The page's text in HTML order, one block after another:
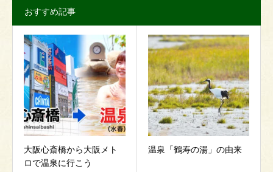
おすすめ記事
大阪心斎橋から大阪メト
ロで温泉に行こう
温泉「鶴寿の湯」の由来